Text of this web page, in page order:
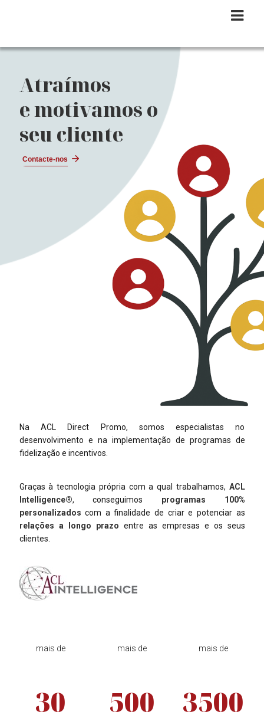
Atraímos
e motivamos o
seu cliente
Contacte-nos
Na ACL Direct Promo, somos especialistas no
desenvolvimento e na implementação de programas de
fidelização e incentivos.
Graças à tecnologia própria com a qual trabalhamos, ACL
Intelligence®, conseguimos programas 100%
personalizados com a finalidade de criar e potenciar as
relações a longo prazo entre as empresas e os seus
clientes.
mais de
30
mais de
500
mais de
3500